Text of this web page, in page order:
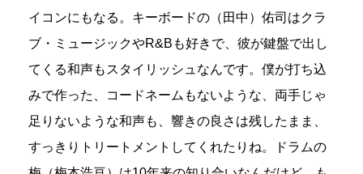
イコンにもなる。キーボードの（田中）佑司はクラ
ブ・ミュージックやR&Bも好きで、彼が鍵盤で出し
てくる和声もスタイリッシュなんです。僕が打ち込
みで作った、コードネームもないような、両手じゃ
足りないような和声も、響きの良さは残したまま、
すっきりトリートメントしてくれたりね。ドラムの